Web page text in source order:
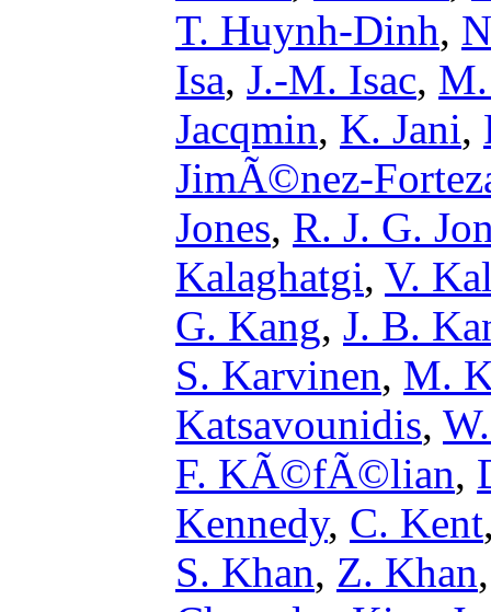
T. Huynh-Dinh,
Isa, J.-M. Isac,
Jacqmin, K. Jani,
JimÃ©nez-
Jones, R. J. G.
Kalaghatgi, V.
G. Kang, J. B.
S. Karvinen, M.
Katsavounidis,
F. KÃ©fÃ©lian,
Kennedy, C. Kent
S. Khan, Z. Khan